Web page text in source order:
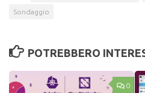
Sondaggio
POTREBBERO
0